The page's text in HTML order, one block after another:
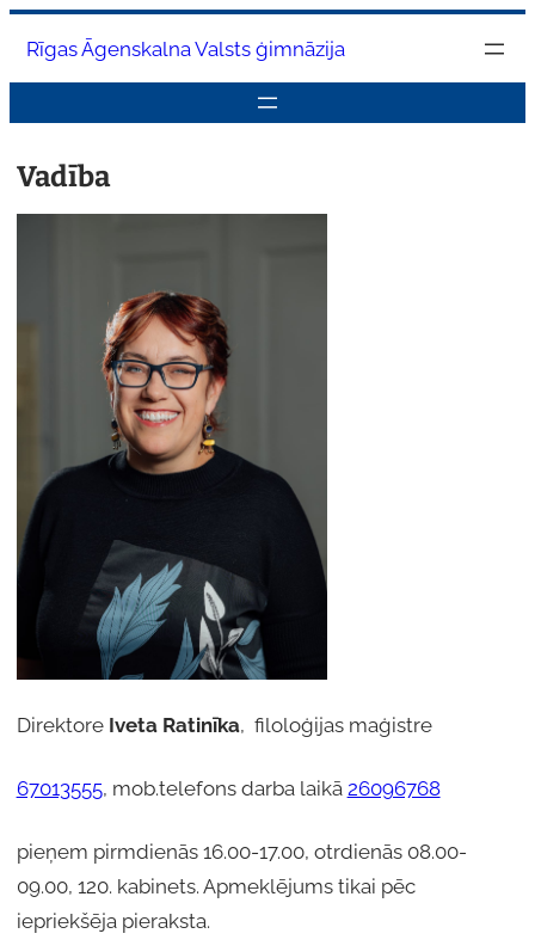
uzRīgas Āgenskalna Valsts ģimnāzija
Vadība
Direktore Iveta Ratinīka, filoloģijas maģistre
67013555, mob.telefons darba laikā 26096768
pieņem pirmdienās 16.00-17.00, otrdienās 08.00-
09.00, 120. kabinets. Apmeklējums tikai pēc
iepriekšēja pieraksta.